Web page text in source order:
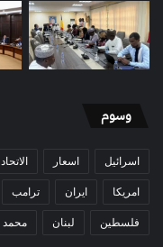
وسوم
اسرائيل اسعار الاتحاد
امريكا ايران ترامب
فلسطين لبنان محمد